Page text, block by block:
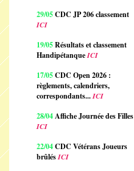
29/05CDC JP 206 classement
ICI
19/05Résultats et classement
HandipétanqueICI
17/05CDC Open 2026 :
règlements, calendriers,
correspondants...ICI
28/04Affiche Journée des Filles
ICI
22/04CDC Vétérans Joueurs
brûlésICI